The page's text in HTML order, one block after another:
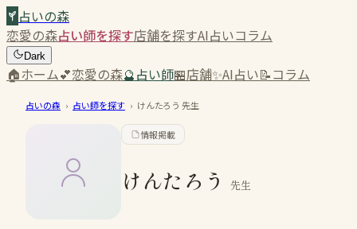
占いの森
恋愛の森占い師を探す店舗を探すAI占いコラム
Dark
🏠ホーム💕恋愛の森🔮占い師🏪店舗✨AI占い📝コラム
占いの森 › 占い師を探す › けんたろう 先生
情報掲載
けんたろう 先生